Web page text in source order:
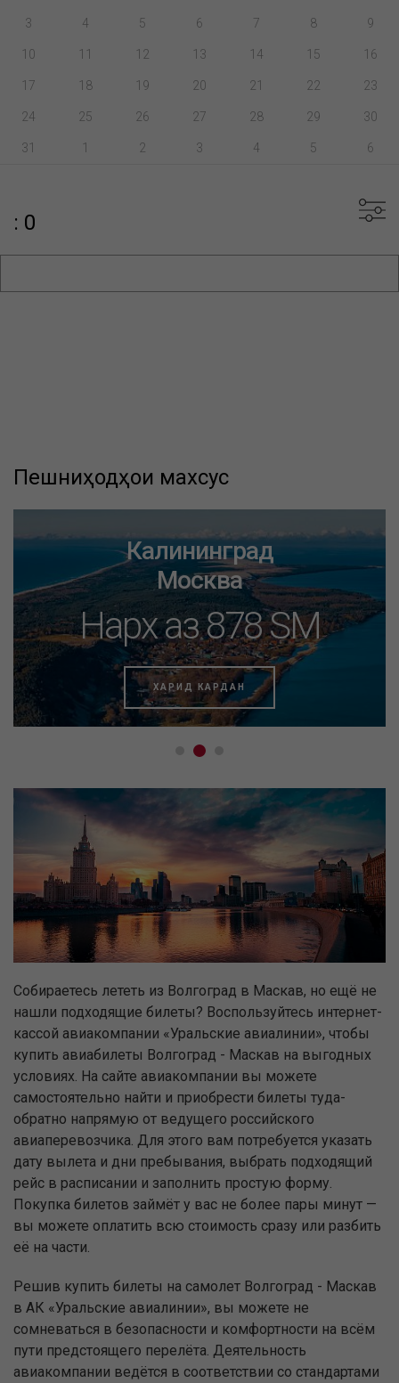
3 4 5 6 7 8 9
10 11 12 13 14 15 16
17 18 19 20 21 22 23
24 25 26 27 28 29 30
31 1 2 3 4 5 6
: 0
Пешниҳодҳои махсус
Калининград
Москва
Нарх аз 878 SM
ХАРИД КАРДАН
Собираетесь лететь из Волгоград в Маскав, но ещё не
нашли подходящие билеты? Воспользуйтесь интернет-
кассой авиакомпании «Уральские авиалинии», чтобы
купить авиабилеты Волгоград - Маскав на выгодных
условиях. На сайте авиакомпании вы можете
самостоятельно найти и приобрести билеты туда-
обратно напрямую от ведущего российского
авиаперевозчика. Для этого вам потребуется указать
дату вылета и дни пребывания, выбрать подходящий
рейс в расписании и заполнить простую форму.
Покупка билетов займёт у вас не более пары минут —
вы можете оплатить всю стоимость сразу или разбить
её на части.
Решив купить билеты на самолет Волгоград - Маскав
в АК «Уральские авиалинии», вы можете не
сомневаться в безопасности и комфортности на всём
пути предстоящего перелёта. Деятельность
авиакомпании ведётся в соответствии со стандартами